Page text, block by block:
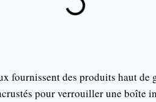
fournissent des produits haut de
pour verrouiller une boîte